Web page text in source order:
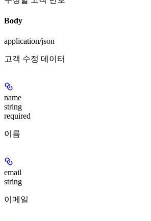
Body
application/json
고객 수정 데이터
name
string
required
이름
email
string
이메일